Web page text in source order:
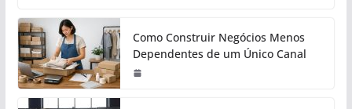
Como Construir Negócios Menos
Dependentes de um Único Canal